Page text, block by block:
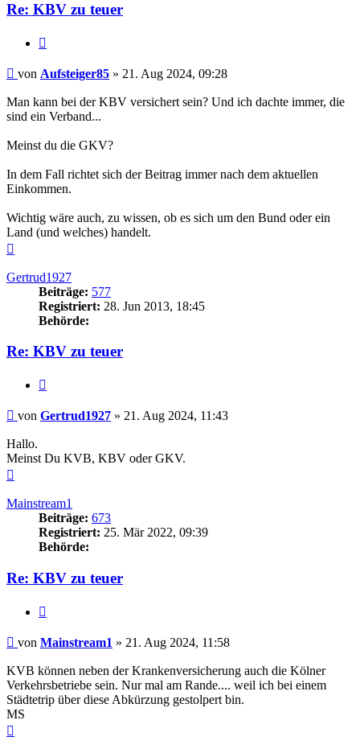
Re: KBV zu teuer
Beitrag
von Aufsteiger85 » 21. Aug 2024, 09:28
Man kann bei der KBV versichert sein? Und ich dachte immer, die
sind ein Verband...
Meinst du die GKV?
In dem Fall richtet sich der Beitrag immer nach dem aktuellen
Einkommen.
Wichtig wäre auch, zu wissen, ob es sich um den Bund oder ein
Land (und welches) handelt.
Gertrud1927
Beiträge: 577
Registriert: 28. Jun 2013, 18:45
Behörde:
Re: KBV zu teuer
Beitrag
von Gertrud1927 » 21. Aug 2024, 11:43
Hallo.
Meinst Du KVB, KBV oder GKV.
Mainstream1
Beiträge: 673
Registriert: 25. Mär 2022, 09:39
Behörde:
Re: KBV zu teuer
Beitrag
von Mainstream1 » 21. Aug 2024, 11:58
KVB können neben der Krankenversicherung auch die Kölner
Verkehrsbetriebe sein. Nur mal am Rande.... weil ich bei einem
Städtetrip über diese Abkürzung gestolpert bin.
MS